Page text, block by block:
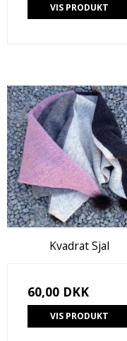
VIS PRODUKT
Kvadrat Sjal
60,00 DKK
VIS PRODUKT